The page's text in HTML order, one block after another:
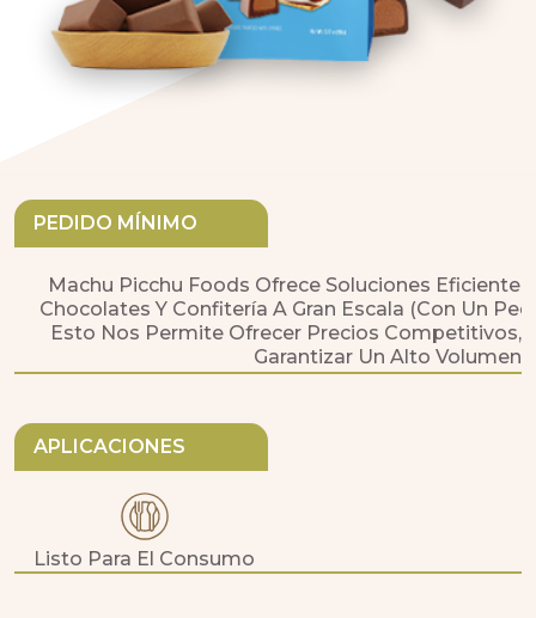
PEDIDO MÍNIMO
Machu Picchu Foods Ofrece Soluciones
Chocolates Y Confitería A Gran Escala (con Un
Esto Nos Permite Ofrecer Precios Competitivos,
Garantizar Un Alto Volumen
APLICACIONES
Listo Para El Consumo